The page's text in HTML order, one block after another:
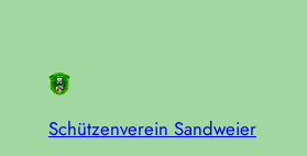
Schützenverein Sandweier